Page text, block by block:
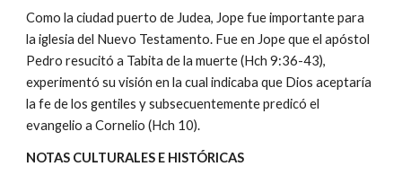
Como la ciudad puerto de Judea, Jope fue importante para
la iglesia del Nuevo Testamento. Fue en Jope que el apóstol
Pedro resucitó a Tabita de la muerte (Hch 9:36-43),
experimentó su visión en la cual indicaba que Dios aceptaría
la fe de los gentiles y subsecuentemente predicó el
evangelio a Cornelio (Hch 10).
NOTAS CULTURALES E HISTÓRICAS